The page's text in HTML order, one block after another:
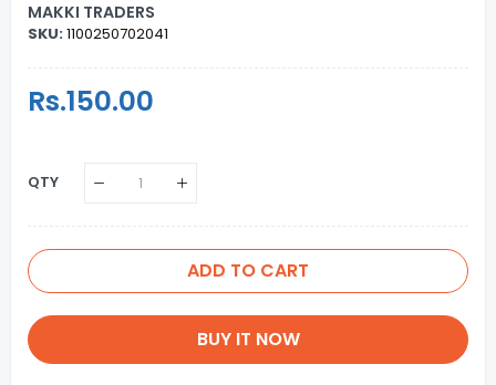
MAKKI TRADERS
SKU:1100250702041
Regular
Price
Rs.150.00
QTY
ADD TO CART
BUY IT NOW